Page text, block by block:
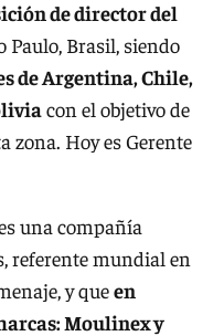
de director del
Paulo, Brasil, siendo
de Argentina, Chile,
con el objetivo de
zona. Hoy es Gerente
una compañía
referente mundial en
y queen
Moulinex y